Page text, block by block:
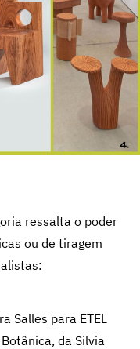
ressalta o poder
ou de tiragem
Salles para ETEL
da Silvia